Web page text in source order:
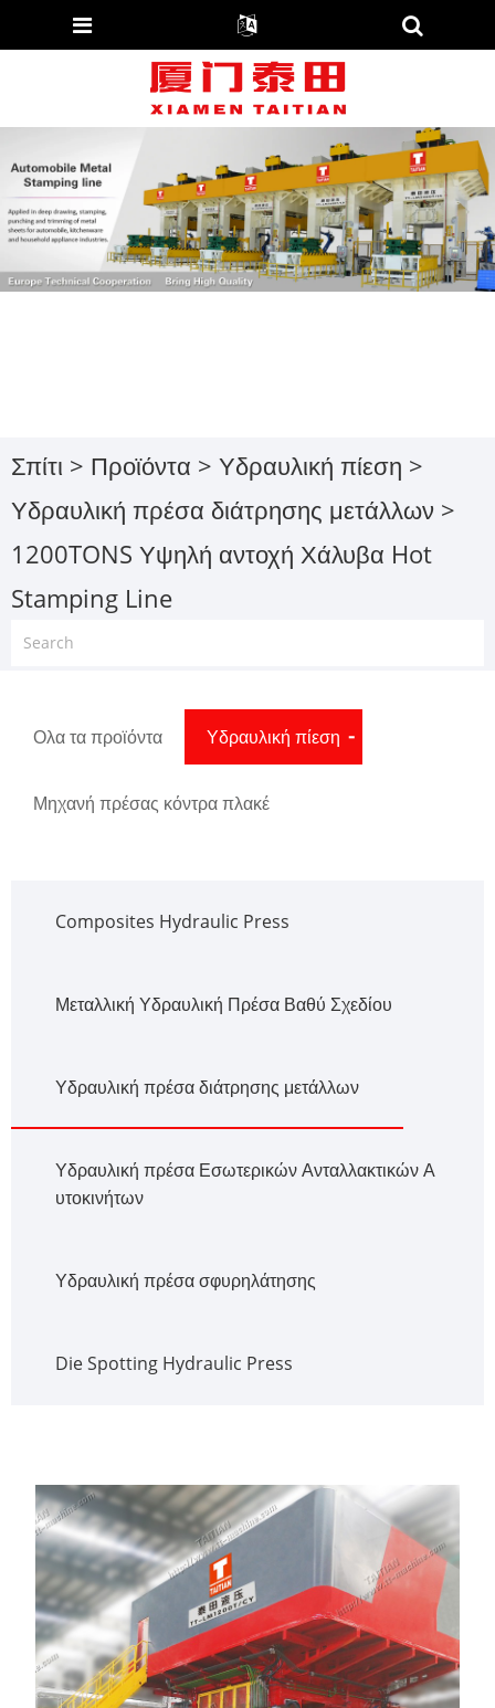
Σπίτι > Προϊόντα > Υδραυλική πίεση >
Υδραυλική πρέσα διάτρησης μετάλλων >
1200TONS Υψηλή αντοχή Χάλυβα Hot
Stamping Line
Ολα τα προϊόντα Υδραυλική πίεση
Μηχανή πρέσας κόντρα πλακέ
Composites Hydraulic Press
Μεταλλική Υδραυλική Πρέσα Βαθύ Σχεδίου
Υδραυλική πρέσα διάτρησης μετάλλων
Υδραυλική πρέσα Εσωτερικών Ανταλλακτικών Α
υτοκινήτων
Υδραυλική πρέσα σφυρηλάτησης
Die Spotting Hydraulic Press